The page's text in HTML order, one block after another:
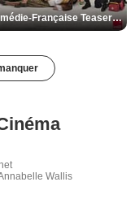
De la Comédie-Française Teaser VF
Wallis